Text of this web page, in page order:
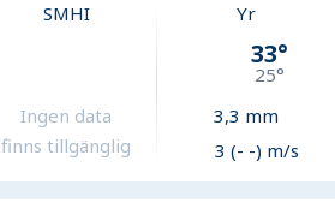
SMHI
Ingen data
finns tillgänglig
Yr
33°
25°
3,3 mm
3 (- -) m/s